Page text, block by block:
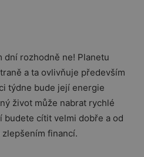
dní rozhodně ne! Planetu
a ta ovlivňuje především
týdne bude její energie
život může nabrat rychlé
budete cítit velmi dobře a od
financí.